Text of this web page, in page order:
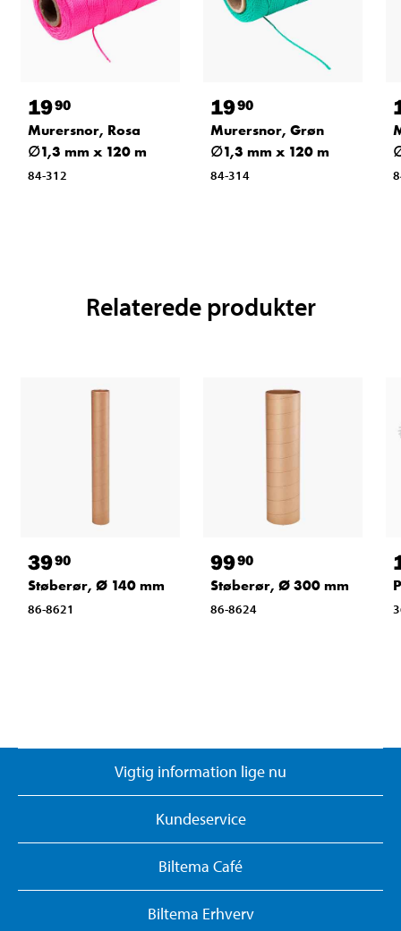
1990
Murersnor, Rosa
∅1,3 mm x 120 m
84-312
1990
Murersnor, Grøn
∅1,3 mm x 120 m
84-314
Relaterede produkter
3990
Støberør, Ø 140 mm
86-8621
9990
Støberør, Ø 300 mm
86-8624
Vigtig information lige nu
Kundeservice
Biltema Café
Biltema Erhverv